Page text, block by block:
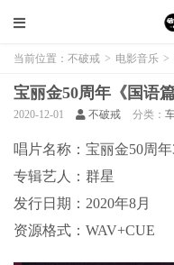
当前位置： 不破戒 > 电影音乐 >
宝丽金50周年《国语
2020-12-01 不破戒 分类：
唱片名称：宝丽金50周
专辑艺人：群星
发行日期：2020年8月
资源格式：WAV+CUE